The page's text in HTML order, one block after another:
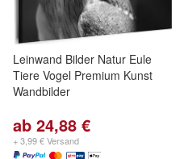
Leinwand Bilder Natur Eule
Tiere Vogel Premium Kunst
Wandbilder
ab 24,88 €
+ 3,99 € Versand